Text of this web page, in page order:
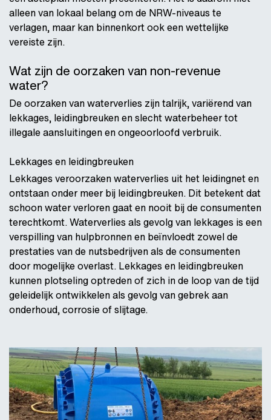
alleen van lokaal belang om de NRW-niveaus te
verlagen, maar kan binnenkort ook een wettelijke
vereiste zijn.
Wat zijn de oorzaken van non-revenue
water?
De oorzaken van waterverlies zijn talrijk, variërend van
lekkages, leidingbreuken en slecht waterbeheer tot
illegale aansluitingen en ongeoorloofd verbruik.
Lekkages en leidingbreuken
Lekkages veroorzaken waterverlies uit het leidingnet en
ontstaan onder meer bij leidingbreuken. Dit betekent dat
schoon water verloren gaat en nooit bij de consumenten
terechtkomt. Waterverlies als gevolg van lekkages is een
verspilling van hulpbronnen en beïnvloedt zowel de
prestaties van de nutsbedrijven als de consumenten
door mogelijke overlast. Lekkages en leidingbreuken
kunnen plotseling optreden of zich in de loop van de tijd
geleidelijk ontwikkelen als gevolg van gebrek aan
onderhoud, corrosie of slijtage.